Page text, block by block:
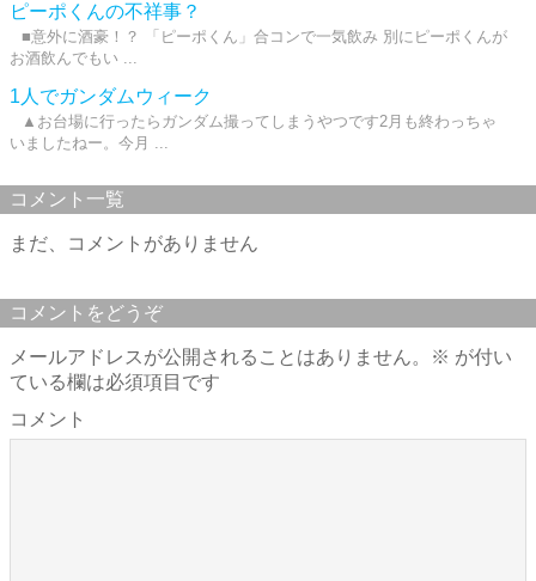
ピーポくんの不祥事？
■意外に酒豪！？ 「ピーポくん」合コンで一気飲み 別にピーポくんが
お酒飲んでもい ...
1人でガンダムウィーク
▲お台場に行ったらガンダム撮ってしまうやつです2月も終わっちゃ
いましたねー。今月 ...
コメント一覧
まだ、コメントがありません
コメントをどうぞ
メールアドレスが公開されることはありません。 ※ が付い
ている欄は必須項目です
コメント